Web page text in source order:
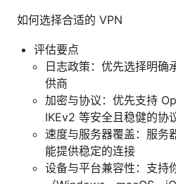
如何选择合适的 VPN
评估要点
日志政策：优先选择明确
供商
加密与协议：优先支持
IKEv2 等安全且稳健的协
速度与服务器覆盖：服务
能提供稳定的连接
设备与平台兼容性：支持